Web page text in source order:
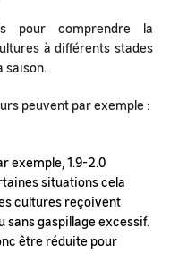
pour comprendre la
à différents stades
saison.
peuvent par exemple :
exemple, 1.9-2.0
situations cela
cultures reçoivent
sans gaspillage excessif.
être réduite pour